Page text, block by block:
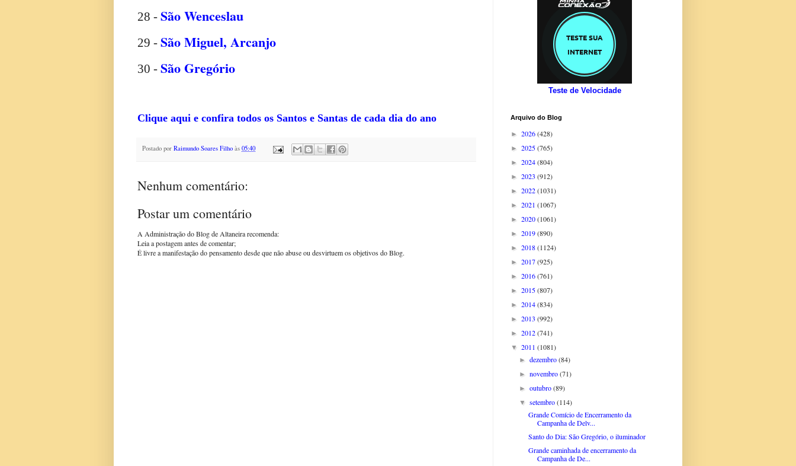
28 - São Wenceslau
29 - São Miguel, Arcanjo
30 - São Gregório
Clique aqui e confira todos os Santos e Santas de cada dia do ano
Postado por Raimundo Soares Filho às 05:40
Nenhum comentário:
Postar um comentário
A Administração do Blog de Altaneira recomenda:
Leia a postagem antes de comentar;
É livre a manifestação do pensamento desde que não abuse ou desvirtuem os objetivos do Blog.
Teste de Velocidade
Arquivo do Blog
► 2026(428)
► 2025(765)
► 2024(804)
► 2023 (912)
► 2022(1031)
► 2021 (1067)
► 2020(1061)
► 2019(890)
► 2018(1124)
► 2017(925)
► 2016(761)
► 2015(807)
► 2014(834)
► 2013 (992)
► 2012(741)
▼ 2011 (1081)
►dezembro(84)
►novembro(71)
►outubro(89)
▼setembro(114)
Grande Comício de Encerramento da
Campanha de Delv...
Santo do Dia: São Gregório, o iluminador
Grande caminhada de encerramento da
Campanha de De...